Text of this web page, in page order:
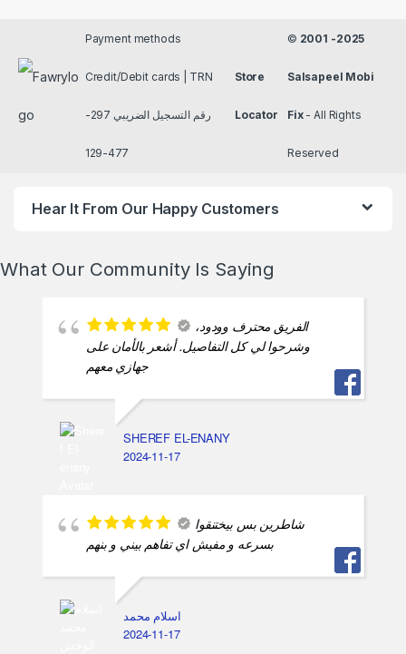
Payment methods
Credit/Debit cards | TRN
رقم التسجيل الضريبي 297-
477-129
Store
Locator
© 2001 -2025
Salsapeel Mobi
Fix- All Rights
Reserved
Hear It From Our Happy Customers
What Our Community Is Saying
الفريق محترف وودود،
وشرحوا لي كل التفاصيل. أشعر بالأمان على
جهازي معهم
SHEREF EL-ENANY
2024-11-17
شاطرين بس بيختنقوا
بسرعه و مفيش اي تفاهم بيني و بنهم
اسلام محمد
2024-11-17